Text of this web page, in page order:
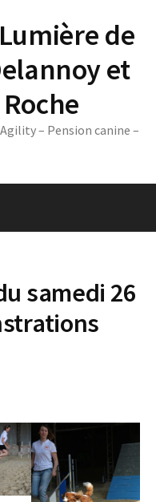
de
et
– Pension canine –
samedi 26